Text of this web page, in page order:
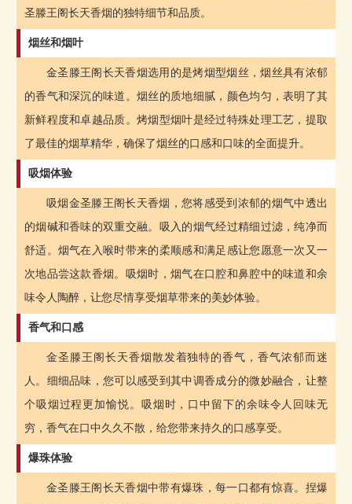
圣滕王阁长天香烟的独特细节和品质。
烟丝和烟叶
金圣滕王阁长天香烟选用的是烤烟型烟丝，烟丝具有浓郁
的香气和深沉的味道。烟丝的质地细腻，颜色均匀，表明了其
新鲜程度和卓越品质。烤烟型烟叶是经过特殊处理工艺，提取
了最佳的烟草精华，确保了烟丝的口感和口味的全面提升。
吸烟体验
吸烟金圣滕王阁长天香烟，您将感受到浓郁的烟气中透出
的烟碱和香味的双重交融。吸入的烟气经过精细过滤，纯净而
舒适。烟气在入喉时带来的柔顺感和满足感让您愿意一次又一
次地品尝这款香烟。吸烟时，烟气在口腔和鼻腔中的味道和余
味令人陶醉，让您尽情享受烟草带来的美妙体验。
香气和口感
金圣滕王阁长天香烟散发着独特的香气，香气浓郁而迷
人。细细品味，您可以感受到其中调香成分的微妙融合，让整
个吸烟过程更加愉悦。吸烟时，口中留下的余味令人回味无
穷，香气在口中久久不散，给您带来持久的口感享受。
爆珠体验
金圣滕王阁长天香烟中带有爆珠，每一口都有惊喜。捏爆